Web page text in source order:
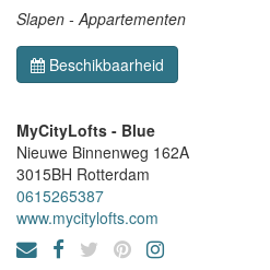
Slapen - Appartementen
Beschikbaarheid
MyCityLofts - Blue
Nieuwe Binnenweg 162A
3015BH Rotterdam
0615265387
www.mycitylofts.com